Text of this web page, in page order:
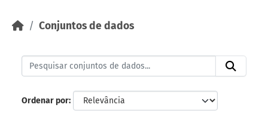
Conjuntos de dados
Ordenar por